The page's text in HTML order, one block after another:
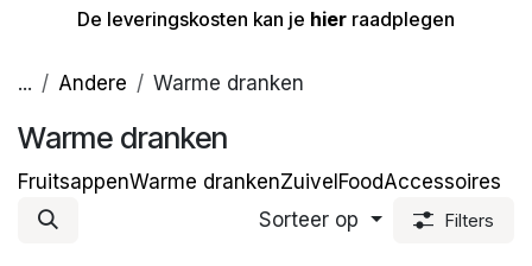
De leveringskosten kan je hier raadplegen
... Andere Warme dranken
Warme dranken
FruitsappenWarme drankenZuivel FoodAccessoires
Sorteer op
Filters